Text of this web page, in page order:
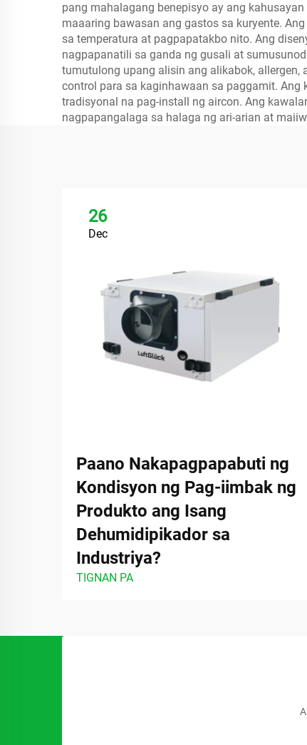
pang mahalagang benepisyo ay ang
maaaring bawasan ang gastos sa kuryente.
sa temperatura at pagpapatakbo nito. Ang
nagpapanatili sa ganda ng gusali at
tumutulong upang alisin ang alikabok,
control para sa kaginhawaan sa paggamit.
tradisyonal na pag-install ng aircon. Ang
nagpapangalaga sa halaga ng ari-arian at
26
Dec
Paano Nakapagpapabuti ng
Kondisyon ng Pag-iimbak ng
Produkto ang Isang
Dehumidipikador sa
Industriya?
TIGNAN PA